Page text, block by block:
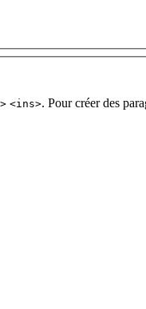
<ins>. Pour créer des